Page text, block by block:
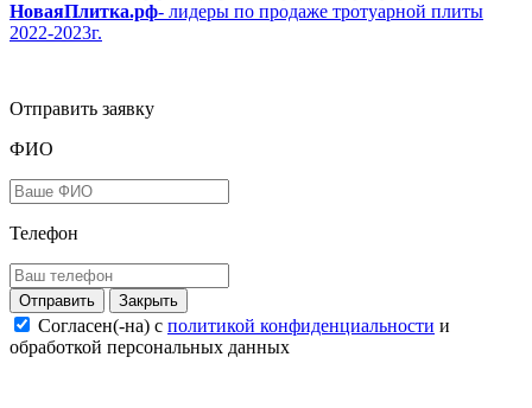
НоваяПлитка.рф- лидеры по продаже тротуарной плиты
2022-2023г.
Отправить заявку
ФИО
Телефон
Закрыть
Согласен(-на) c политикой конфиденциальности и
обработкой персональных данных